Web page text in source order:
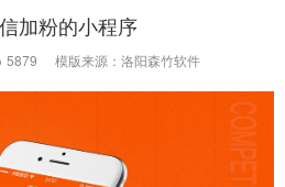
加粉的小程序
5879 模版来源：洛阳森竹软件